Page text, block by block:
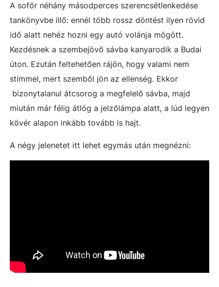
A sofőr néhány másodperces szerencsétlenkedése
tankönyvbe illő: ennél több rossz döntést ilyen rövid
idő alatt nehéz hozni egy autó volánja mögött.
Kezdésnek a szembejövő sávba kanyarodik a Budai
úton. Ezután feltehetően rájön, hogy valami nem
stimmel, mert szemből jön az ellenség. Ekkor
bizonytalanul átcsorog a megfelelő sávba, majd
miután már félig átlóg a jelzőlámpa alatt, a lúd legyen
kövér alapon inkább tovább is hajt.
A négy jelenetet itt lehet egymás után megnézni: